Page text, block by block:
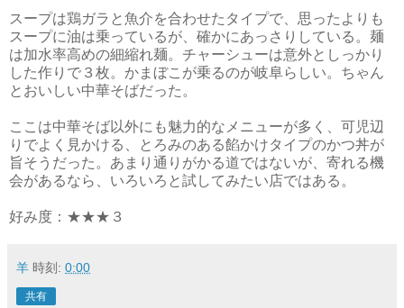
スープは鶏ガラと魚介を合わせたタイプで、思ったよりも
スープに油は乗っているが、確かにあっさりしている。麺
は加水率高めの細縮れ麺。チャーシューは意外としっかり
した作りで３枚。かまぼこが乗るのが岐阜らしい。ちゃん
とおいしい中華そばだった。
ここは中華そば以外にも魅力的なメニューが多く、可児辺
りでよく見かける、とろみのある餡かけタイプのかつ丼が
旨そうだった。あまり通りがかる道ではないが、寄れる機
会があるなら、いろいろと試してみたい店ではある。
好み度：★★★３
羊 時刻: 0:00
共有